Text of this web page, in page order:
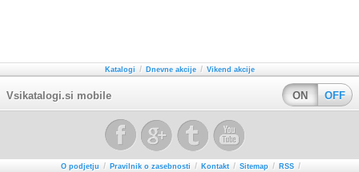
Katalogi / Dnevne akcije / Vikend akcije
Vsikatalogi.si mobile ON OFF
O podjetju / Pravilnik o zasebnosti / Kontakt / Sitemap / RSS /